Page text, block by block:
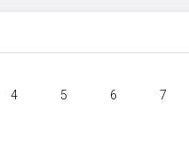
4 5 6 7